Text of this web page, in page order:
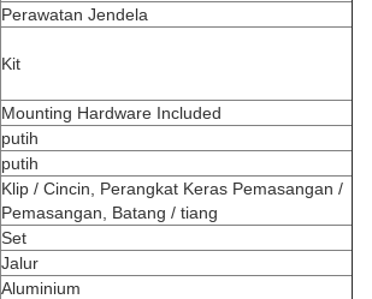
Perawatan Jendela
Kit
Mounting Hardware Included
putih
putih
Klip / Cincin, Perangkat Keras Pemasangan /
Pemasangan, Batang / tiang
Set
Jalur
Aluminium